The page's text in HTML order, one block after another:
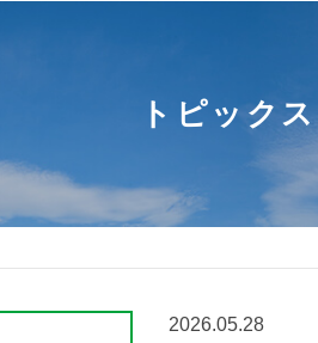
トピックス
2026.05.28